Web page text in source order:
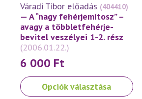
Váradi Tibor előadás (404410)
— A “nagy fehérjemítosz” –
avagy a többletfehérje-
bevitel veszélyei 1-2. rész
(2006.01.22.)
6 000 Ft
Opciók választása
Ennek
a